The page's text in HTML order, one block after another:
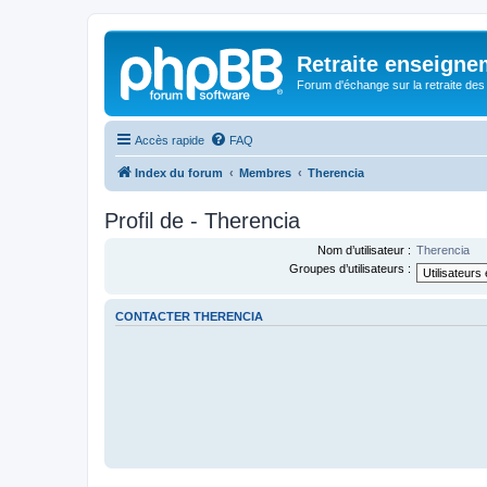
Retraite
Forum d'échange sur la retraite
Accès rapide FAQ
Index du forum Membres Therencia
Profil de - Therencia
Nom d’utilisateur : Therencia
Groupes d’utilisateurs :
CONTACTER THERENCIA